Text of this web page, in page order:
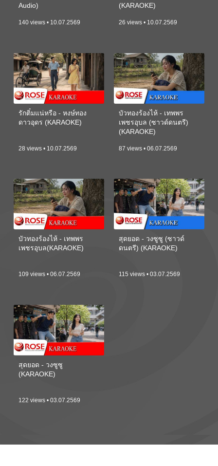
Audio)
140 views • 10.07.2569
(KARAOKE)
26 views • 10.07.2569
รักติ๋มแน่หรือ - หงษ์ทอง
ดาวอุดร (KARAOKE)
28 views • 10.07.2569
บัวทองร้องไห้ - เทพพร
เพชรอุบล (ซาวด์ดนตรี)
(KARAOKE)
87 views • 06.07.2569
บัวทองร้องไห้ - เทพพร
เพชรอุบล(KARAOKE)
109 views • 06.07.2569
สุดยอด - วงซูซู (ซาวด์
ดนตรี) (KARAOKE)
115 views • 03.07.2569
สุดยอด - วงซูซู
(KARAOKE)
122 views • 03.07.2569